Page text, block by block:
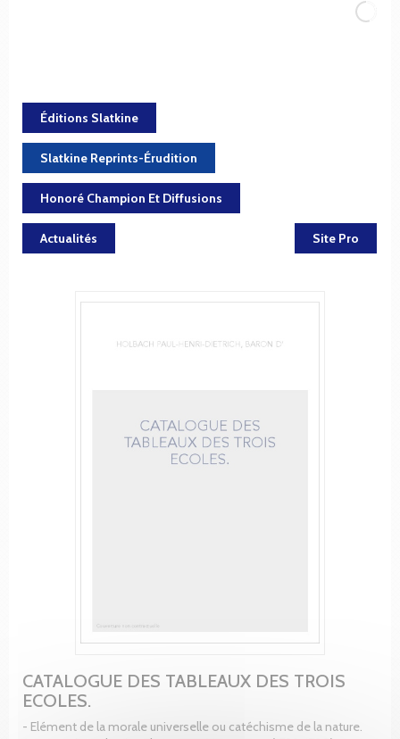
Éditions Slatkine
Slatkine Reprints-Érudition
Honoré Champion Et Diffusions
Actualités Site Pro
CATALOGUE DES TABLEAUX DES TROIS
ECOLES.
- Elément de la morale universelle ou catéchisme de la nature.